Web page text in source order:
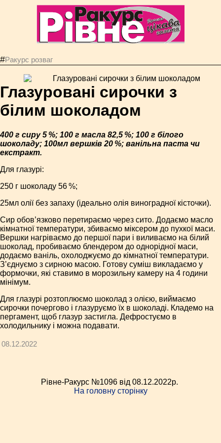
#Ракурс розваг
Глазуровані сирочки з
білим шоколадом
400 г сиру 5 %; 100 г масла 82,5 %; 100 г білого
шоколаду; 100мл вершків 20 %; ванільна паста чи
екстракт.
Для глазурі:
250 г шоколаду 56 %;
25мл олії без запаху (ідеально олія виноградної кісточки).
Сир обов’язково перетираємо через сито. Додаємо масло
кімнатної температури, збиваємо міксером до пухкої маси.
Вершки нагріваємо до першої пари і виливаємо на білий
шоколад, пробиваємо блендером до однорідної маси,
додаємо ваніль, охолоджуємо до кімнатної температури.
З’єднуємо з сирною масою. Готову суміш викладаємо у
формочки, які ставимо в морозильну камеру на 4 години
мінімум.
Для глазурі розтоплюємо шоколад з олією, виймаємо
сирочки почергово і глазуруємо їх в шоколаді. Кладемо на
пергамент, щоб глазур застигла. Дефростуємо в
холодильнику і можна подавати.
08.12.2022
Рівне-Ракурс №1096 від 08.12.2022p.
На головну сторінку